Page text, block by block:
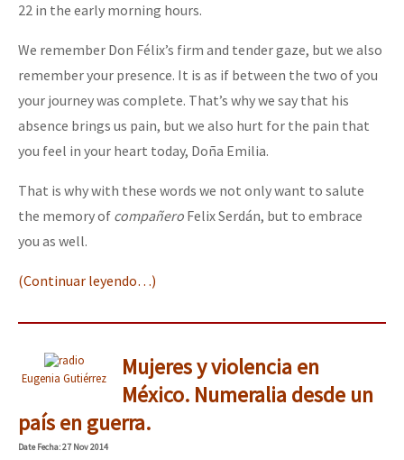
22 in the early morning hours.
We remember Don Félix’s firm and tender gaze, but we also
remember your presence. It is as if between the two of you
your journey was complete. That’s why we say that his
absence brings us pain, but we also hurt for the pain that
you feel in your heart today, Doña Emilia.
That is why with these words we not only want to salute
the memory of compañero Felix Serdán, but to embrace
you as well.
(Continuar leyendo…)
Eugenia Gutiérrez
Mujeres y violencia en
México. Numeralia desde un
país en guerra.
DateFecha: 27 Nov 2014